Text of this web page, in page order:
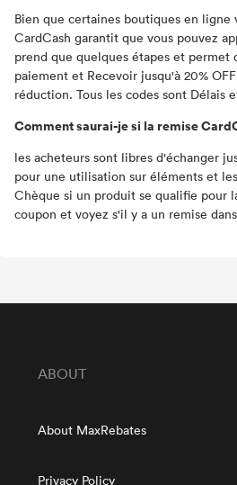
Bien que certaines boutiques en
CardCash garantit que vous pouvez
prend que quelques étapes et
paiement et Recevoir jusqu'à 20%
réduction. Tous les codes sont Délais
Comment saurai-je si la remise
les acheteurs sont libres d'échanger
pour une utilisation sur éléments et
Chèque si un produit se qualifie pour
coupon et voyez s'il y a un remise
ABOUT
About MaxRebates
Privacy Policy